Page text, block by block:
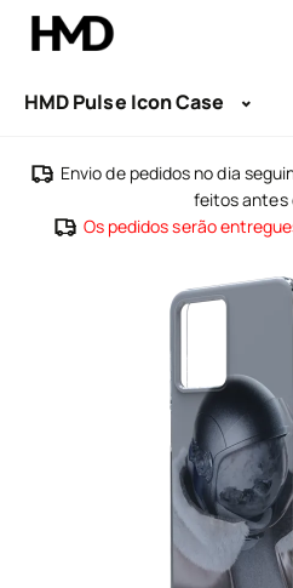
Telemóveis
Acessórios
Ofertas
HMD Pulse Icon Case
Envio de pedidos no dia
feitos antes
Os pedidos serão